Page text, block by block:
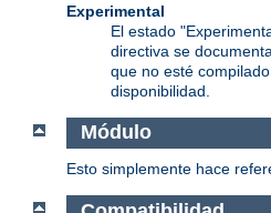
Experimental
El estado
directiva se
que no esté
disponibilidad.
Módulo
Esto simplemente hace